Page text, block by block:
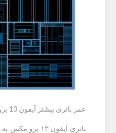
عمر باتری بیشتر آیفون 13 پرو مکس
باتری آیفون